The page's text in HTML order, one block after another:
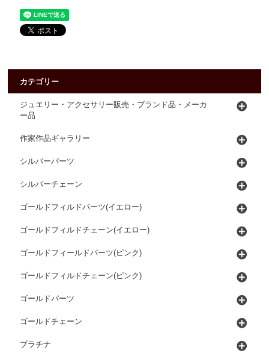
カテゴリー
ジュエリー・アクセサリー販売・ブランド品・メーカ
ー品
作家作品ギャラリー
シルバーパーツ
シルバーチェーン
ゴールドフィルドパーツ(イエロー)
ゴールドフィルドチェーン(イエロー)
ゴールドフィールドパーツ(ピンク)
ゴールドフィルドチェーン(ピンク)
ゴールドパーツ
ゴールドチェーン
プラチナ